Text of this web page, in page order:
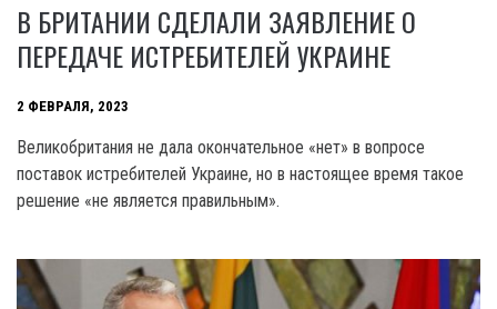
В БРИТАНИИ СДЕЛАЛИ ЗАЯВЛЕНИЕ О
ПЕРЕДАЧЕ ИСТРЕБИТЕЛЕЙ УКРАИНЕ
2 ФЕВРАЛЯ, 2023
Великобритания не дала окончательное «нет» в вопросе
поставок истребителей Украине, но в настоящее время такое
решение «не является правильным».